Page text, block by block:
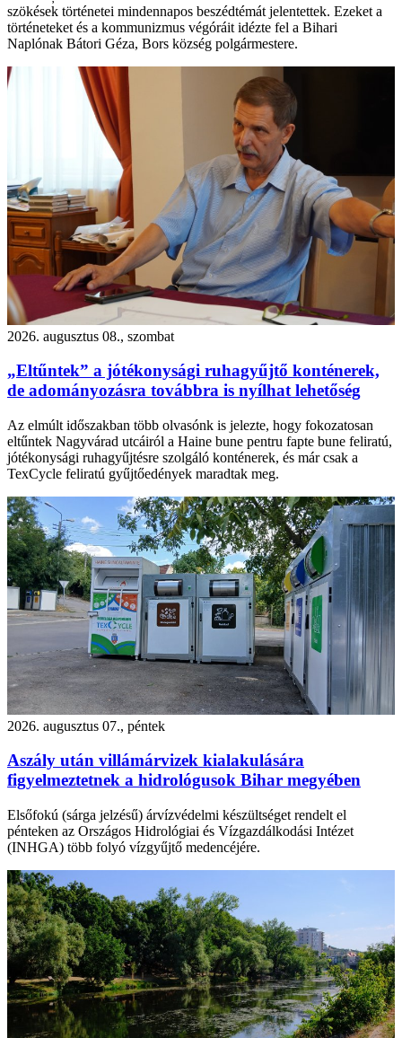
szökések történetei mindennapos beszédtémát jelentettek. Ezeket a
történeteket és a kommunizmus végóráit idézte fel a Bihari
Naplónak Bátori Géza, Bors község polgármestere.
2026. augusztus 08., szombat
„Eltűntek” a jótékonysági ruhagyűjtő konténerek,
de adományozásra továbbra is nyílhat lehetőség
Az elmúlt időszakban több olvasónk is jelezte, hogy fokozatosan
eltűntek Nagyvárad utcáiról a Haine bune pentru fapte bune feliratú,
jótékonysági ruhagyűjtésre szolgáló konténerek, és már csak a
TexCycle feliratú gyűjtőedények maradtak meg.
2026. augusztus 07., péntek
Aszály után villámárvizek kialakulására
figyelmeztetnek a hidrológusok Bihar megyében
Elsőfokú (sárga jelzésű) árvízvédelmi készültséget rendelt el
pénteken az Országos Hidrológiai és Vízgazdálkodási Intézet
(INHGA) több folyó vízgyűjtő medencéjére.